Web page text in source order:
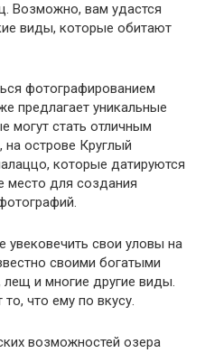
Возможно, вам удастся
виды, которые обитают
фотографированием
предлагает уникальные
могут стать отличным
острове Круглый
которые датируются
место для создания
свои уловы на
своими богатыми
и многие другие виды.
что ему по вкусу.
возможностей озера